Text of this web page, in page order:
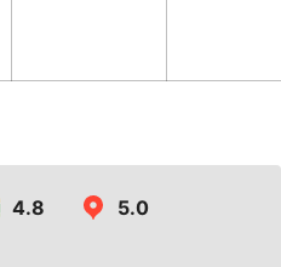
4.8 5.0